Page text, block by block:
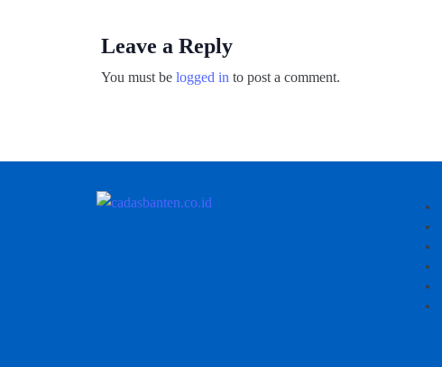
Leave a Reply
You must be logged in to post a comment.